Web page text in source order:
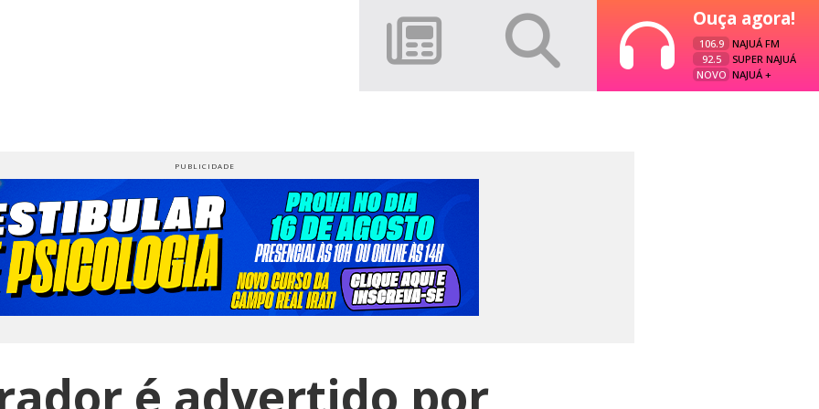
Ouça agora!
106.9
NAJUÁ FM
92.5
SUPER NAJUÁ
NOVO NAJUÁ +
é advertido por